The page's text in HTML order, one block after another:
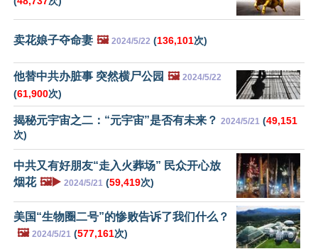
卖花娘子夺命妻 🖼️ 2024/5/22 (136,101次)
他替中共办脏事 突然横尸公园 🖼️ 2024/5/22
(61,900次)
揭秘元宇宙之二：“元宇宙”是否有未来？ 2024/5/21 (49,151
次)
中共又有好朋友“走入火葬场” 民众开心放
烟花 🖼️▶️ 2024/5/21 (59,419次)
美国“生物圈二号”的惨败告诉了我们什么？
🖼️ 2024/5/21 (577,161次)